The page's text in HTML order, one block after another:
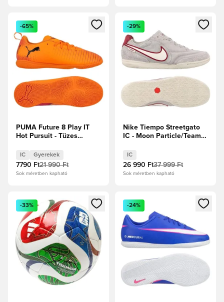
Megnyit egy modált a bejelentkezéshez vagy a tagként
-65%
PUMA Future 8 Play IT
Hot Pursuit - Tüzes
Fekete/Ravish Gyerek
IC Gyerekek
7790 Ft21 990 Ft
Sok méretben kapható
Megnyit egy modált a
-29%
Nike Tiempo Streetgato
IC - Moon Particle/Team
IC
26 990 Ft37 999 Ft
Sok méretben kapható
Megnyit egy modált a bejelentkezéshez vagy a tagként
-33%
Megnyit egy modált a
-24%